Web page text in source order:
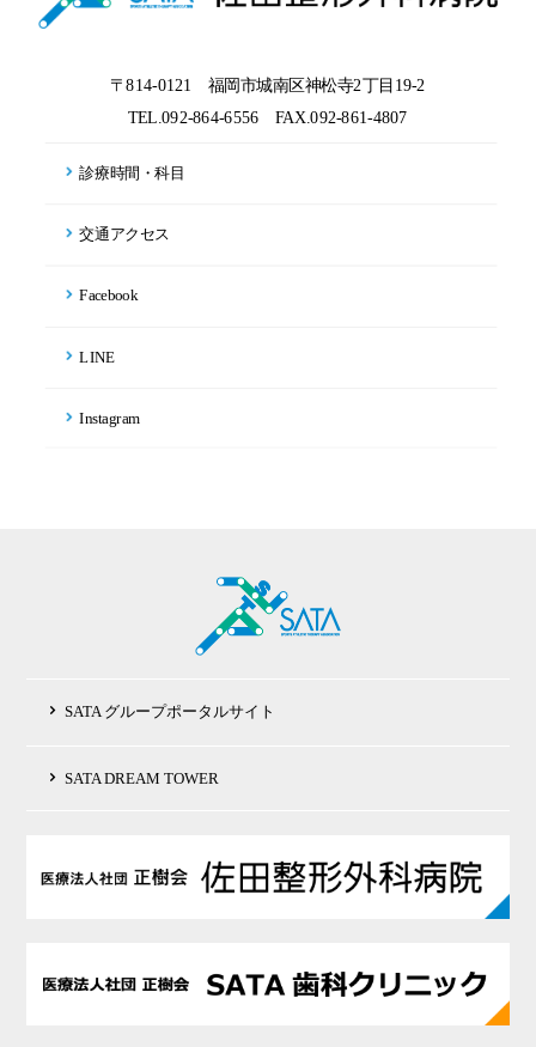
〒814-0121 福岡市城南区神松寺2丁目19-2
TEL.092-864-6556 FAX.092-861-4807
診療時間・科目
交通アクセス
Facebook
LINE
Instagram
SATA グループポータルサイト
SATA DREAM TOWER